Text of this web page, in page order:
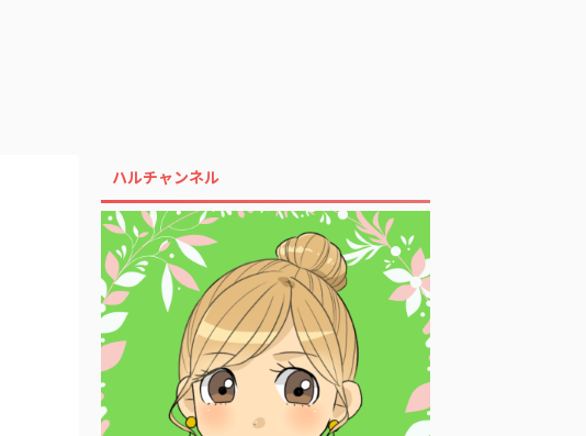
ハルチャンネル